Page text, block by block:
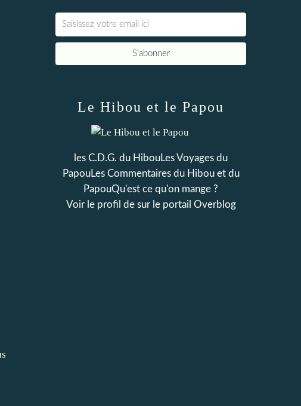
Le Hibou et le Papou
les C.D.G. du HibouLes Voyages du
PapouLes Commentaires du Hibou et du
PapouQu'est ce qu'on mange ?
Voir le profil de sur le portail Overblog